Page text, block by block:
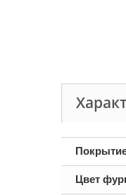
Цвет